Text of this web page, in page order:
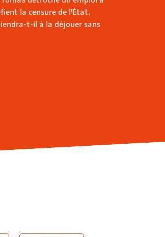
la censure de l'État.
t-il à la déjouer sans